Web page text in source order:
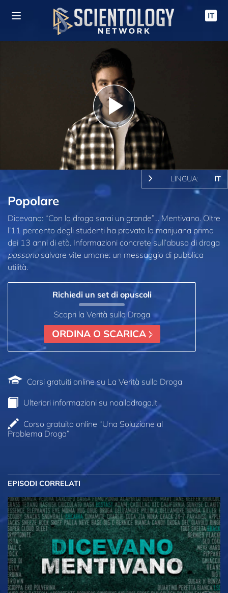
IT
Play
Video
LINGUA: IT
Popolare
Dicevano: “Con la droga sarai un grande”… Mentivano. Oltre
l’11 percento degli studenti ha provato la marijuana prima
dei 13 anni di età. Informazioni concrete sull’abuso di droga
possono salvare vite umane: un messaggio di pubblica
utilità.
Richiedi un set di opuscoli
Scopri la Verità sulla Droga
ORDINA O SCARICA
Corsi gratuiti online su La Verità sulla Droga
Ulteriori informazioni su noalladroga.it
Corso gratuito online “Una Soluzione al
Problema Droga”
EPISODI CORRELATI